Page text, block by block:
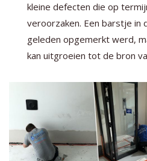
kleine defecten die op
veroorzaken. Een barstje in
geleden opgemerkt werd,
kan uitgroeien tot de bron